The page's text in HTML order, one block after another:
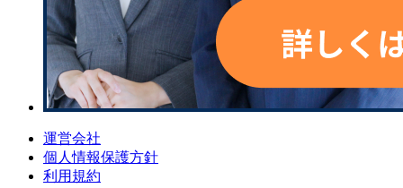
運営会社
個人情報保護方針
利用規約